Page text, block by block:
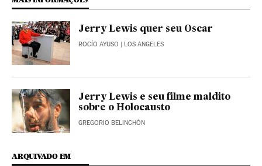
Jerry Lewis quer seu Oscar
ROCÍO AYUSO | LOS ANGELES
Jerry Lewis e seu filme maldito
sobre o Holocausto
GREGORIO BELINCHÓN
ARQUIVADO EM